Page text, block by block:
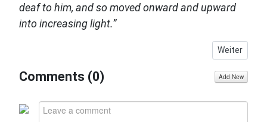
deaf to him, and so moved onward and upward
into increasing light.”
Nächster
Weiter
Comments (0) Add New